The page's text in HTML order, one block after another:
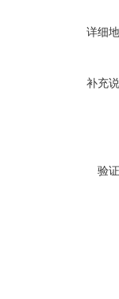
详细
补充
验